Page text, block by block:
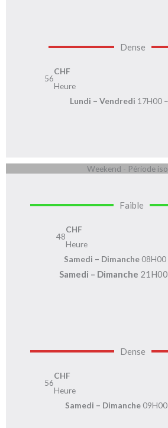
Dense
56
CHF
Heure
Lundi – Vendredi 17H00
Weekend - Période
Faible
48
CHF
Heure
Samedi – Dimanche
Samedi – Dimanche
Dense
56
CHF
Heure
Samedi – Dimanche09H00